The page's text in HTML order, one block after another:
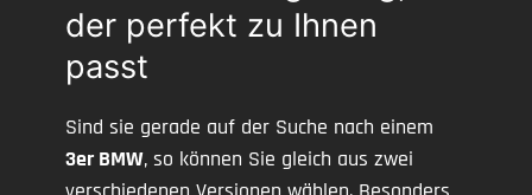
der perfekt zu Ihnen
passt
Sind sie gerade auf der Suche nach einem
3er BMW, so können Sie gleich aus zwei